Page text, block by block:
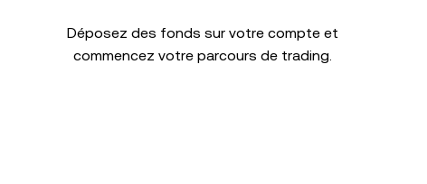
Déposez des fonds sur votre compte et
commencez votre parcours de trading.